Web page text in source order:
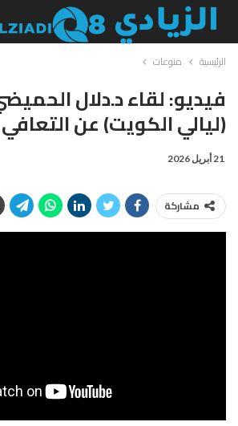
الرئيسية منوعات
فيديو: لقاء د.دلال
(ليالي الكويت) عن
21 أبريل 2026
مشاركة